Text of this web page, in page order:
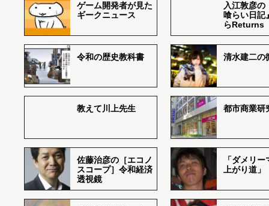
ゲーム開発者が見た
ギークニュース
入江敦彦の
喰らい日記
らReturns
令和の歴史教科書 清水建二の
教えて川上先生 都市商業研
佐藤治彦の［エコノ
スコープ］令和経済
透視鏡
「ダメリ
上がり道」